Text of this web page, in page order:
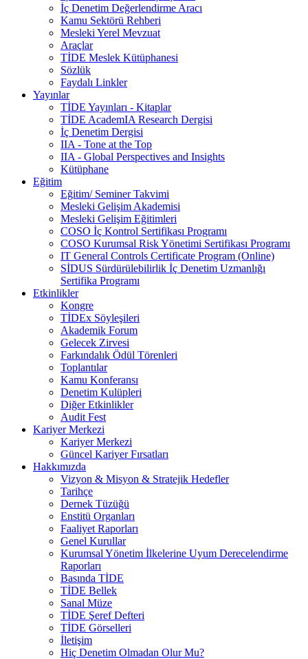
İç Denetim Değerlendirme Aracı
Kamu Sektörü Rehberi
Mesleki Yerel Mevzuat
Araçlar
TİDE Meslek Kütüphanesi
Sözlük
Faydalı Linkler
Yayınlar
TİDE Yayınları - Kitaplar
TİDE AcademIA Research Dergisi
İç Denetim Dergisi
IIA - Tone at the Top
IIA - Global Perspectives and Insights
Kütüphane
Eğitim
Eğitim/ Seminer Takvimi
Mesleki Gelişim Akademisi
Mesleki Gelişim Eğitimleri
COSO İç Kontrol Sertifikası Programı
COSO Kurumsal Risk Yönetimi Sertifikası Programı
IT General Controls Certificate Program (Online)
SİDUS Sürdürülebilirlik İç Denetim Uzmanlığı
Sertifika Programı
Etkinlikler
Kongre
TİDEx Söyleşileri
Akademik Forum
Gelecek Zirvesi
Farkındalık Ödül Törenleri
Toplantılar
Kamu Konferansı
Denetim Kulüpleri
Diğer Etkinlikler
Audit Fest
Kariyer Merkezi
Kariyer Merkezi
Güncel Kariyer Fırsatları
Hakkımızda
Vizyon & Misyon & Stratejik Hedefler
Tarihçe
Dernek Tüzüğü
Enstitü Organları
Faaliyet Raporları
Genel Kurullar
Kurumsal Yönetim İlkelerine Uyum Derecelendirme
Raporları
Basında TİDE
TİDE Bellek
Sanal Müze
TİDE Şeref Defteri
TİDE Görselleri
İletişim
Hiç Denetim Olmadan Olur Mu?